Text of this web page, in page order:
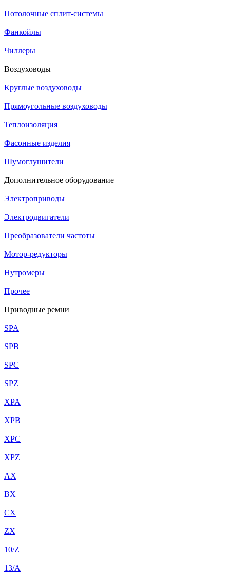
Потолочные сплит-системы
Фанкойлы
Чиллеры
Воздуховоды
Круглые воздуховоды
Прямоугольные воздуховоды
Теплоизоляция
Фасонные изделия
Шумоглушители
Дополнительное оборудование
Электроприводы
Электродвигатели
Преобразователи частоты
Мотор-редукторы
Нутромеры
Прочее
Приводные ремни
SPA
SPB
SPC
SPZ
XPA
XPB
XPC
XPZ
AX
BX
CX
ZX
10/Z
13/A